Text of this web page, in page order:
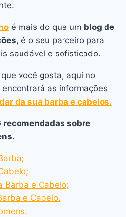
é mais do que um blog de
, é o seu parceiro para
saudável e sofisticado.
você gosta, aqui no
as informações
da sua barba e cabelos.
recomendadas sobre
Barba e Cabelo;
e Cabelo.